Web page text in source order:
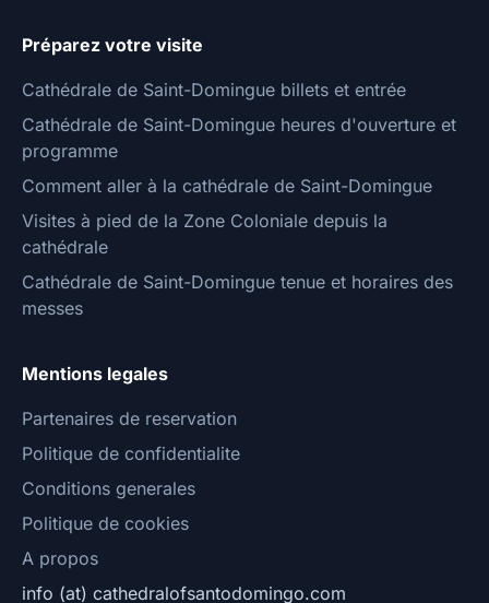
Préparez votre visite
Cathédrale de Saint-Domingue billets et entrée
Cathédrale de Saint-Domingue heures d'ouverture et
programme
Comment aller à la cathédrale de Saint-Domingue
Visites à pied de la Zone Coloniale depuis la
cathédrale
Cathédrale de Saint-Domingue tenue et horaires des
messes
Mentions legales
Partenaires de reservation
Politique de confidentialite
Conditions generales
Politique de cookies
A propos
info (at) cathedralofsantodomingo.com